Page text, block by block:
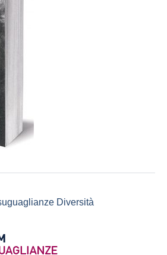
Diversità